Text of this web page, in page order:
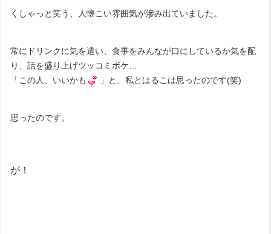
くしゃっと笑う、人懐こい雰囲気が滲み出ていました。
常にドリンクに気を遣い、食事をみんなが口にしているか気を配
り、話を盛り上げツッコミボケ…
「この人、いいかも
」と、私とはるこは思ったのです(笑)
思ったのです。
が！